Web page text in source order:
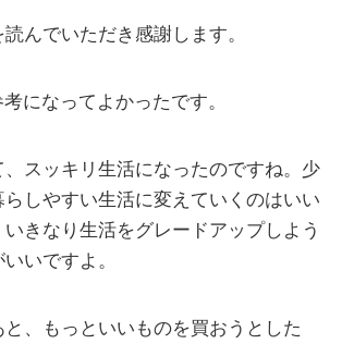
んでいただき感謝します。
になってよかったです。
、スッキリ生活になったのですね。少
らしやすい生活に変えていくのはいい
いきなり生活をグレードアップしよう
いですよ。
と、もっといいものを買おうとした